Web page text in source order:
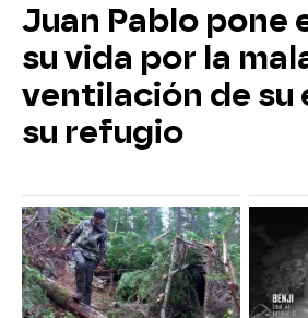
Juan Pablo pone
su vida por la
ventilación de su
su refugio